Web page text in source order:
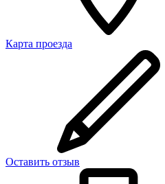
Карта проезда
Оставить отзыв